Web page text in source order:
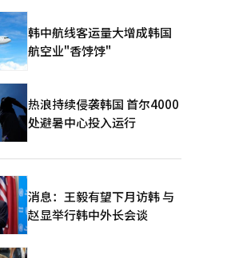
韩中航线客运量大增成韩国
航空业"香饽饽"
热浪持续侵袭韩国 首尔4000
处避暑中心投入运行
消息：王毅有望下月访韩 与
赵显举行韩中外长会谈